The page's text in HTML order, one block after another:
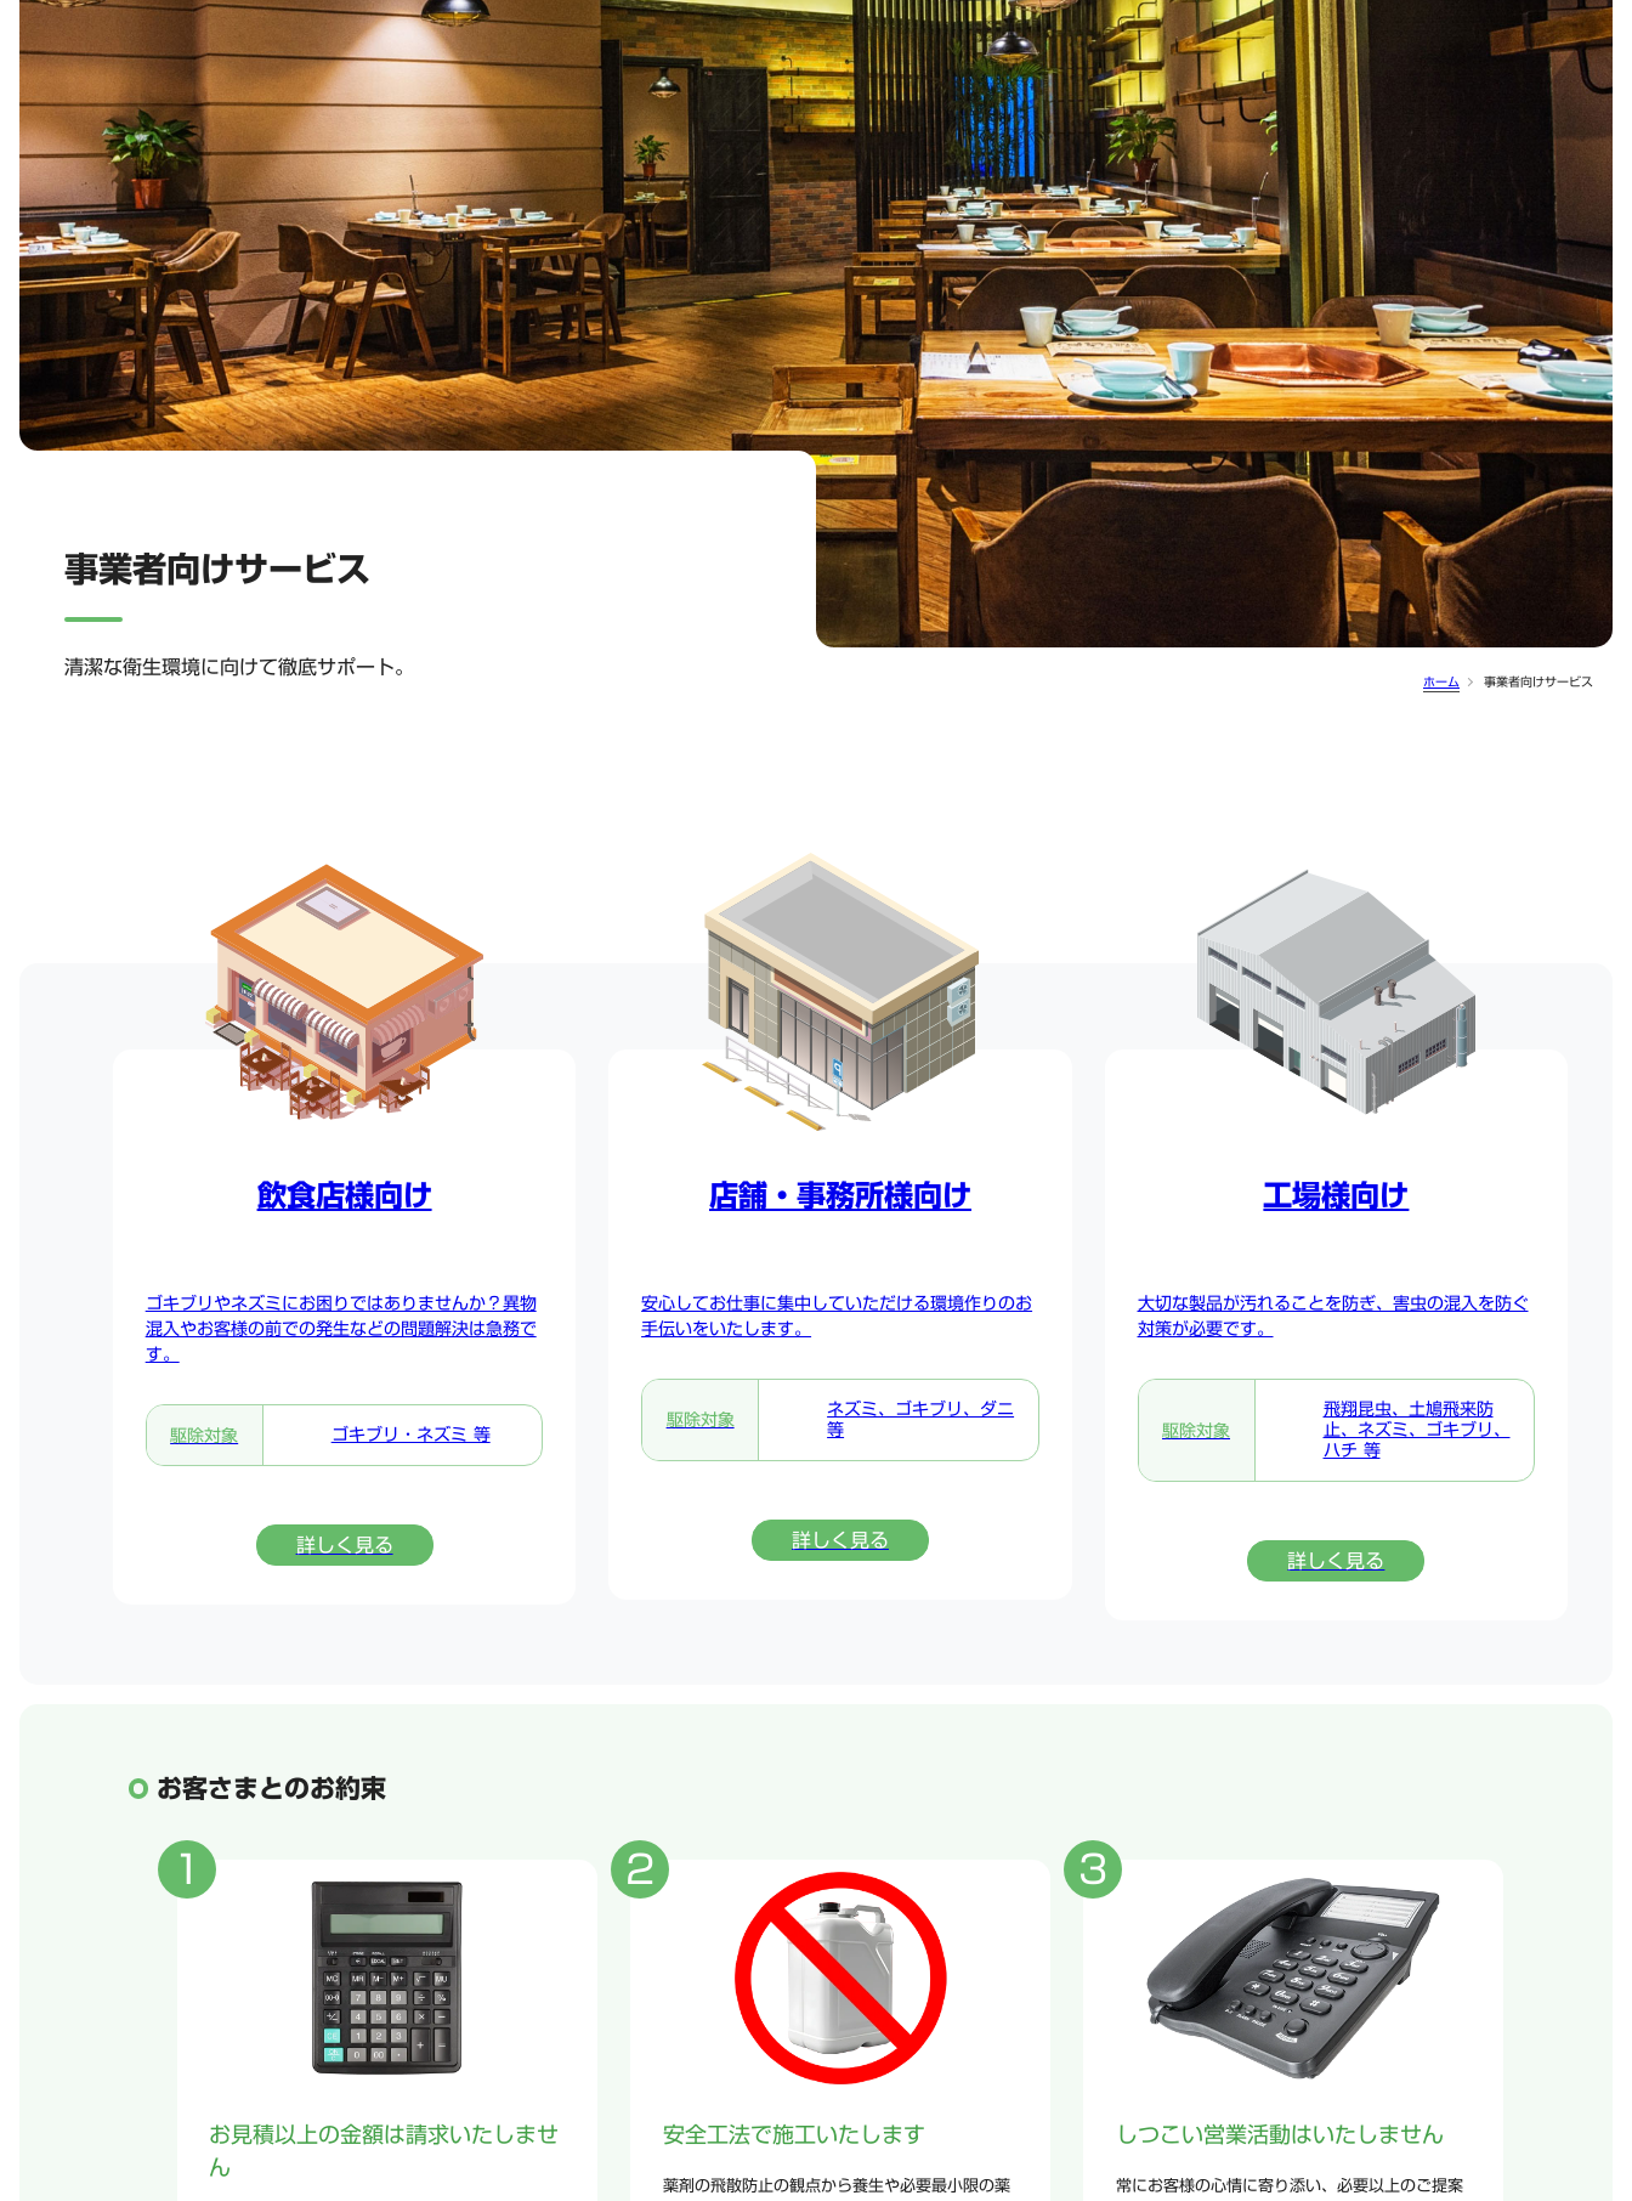
事業者向けサービス
清潔な衛生環境に向けて徹底サポート。
ホーム 事業者向けサービス
飲食店様向け
ゴキブリやネズミにお困りではありませんか？異物
混入やお客様の前での発生などの問題解決は急務で
す。
駆除対象 ゴキブリ・ネズミ 等
詳しく見る
店舗・事務所様向け
安心してお仕事に集中していただける環境作りのお
手伝いをいたします。
駆除対象
ネズミ、ゴキブリ、ダニ
等
詳しく見る
工場様向け
大切な製品が汚れることを防ぎ、害虫の混入を防ぐ
対策が必要です。
駆除対象
飛翔昆虫、土鳩飛来防
止、ネズミ、ゴキブリ、
ハチ 等
詳しく見る
お客さまとのお約束
お見積以上の金額は請求いたしませ
ん
安全工法で施工いたします
薬剤の飛散防止の観点から養生や必要最小限の薬
しつこい営業活動はいたしません
常にお客様の心情に寄り添い、必要以上のご提案